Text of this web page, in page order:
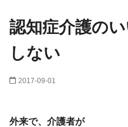
認知症介護の
しない
2017-09-01
外来で、介護者が